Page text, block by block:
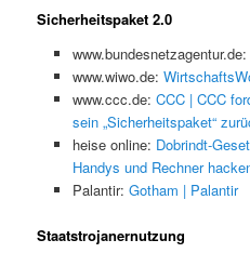
Sicherheitspaket 2.0
www.bundesnetzagentur.de:
www.wiwo.de:
www.ccc.de: CCC | CCC
sein „Sicherheitspaket“
heise online: Dobrindt-
Handys und Rechner
Palantir: Gotham | Palantir
Staatstrojanernutzung